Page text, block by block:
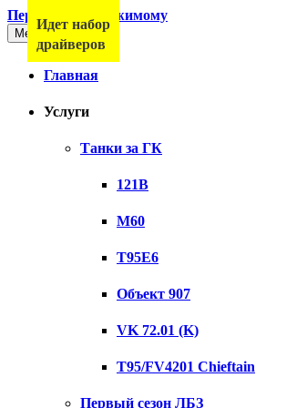
Перейти к содержимому
Меню
Главная
Услуги
Танки за ГК
121B
M60
T95E6
Объект 907
VK 72.01 (K)
T95/FV4201 Chieftain
Первый сезон ЛБЗ
Идет набор
драйверов